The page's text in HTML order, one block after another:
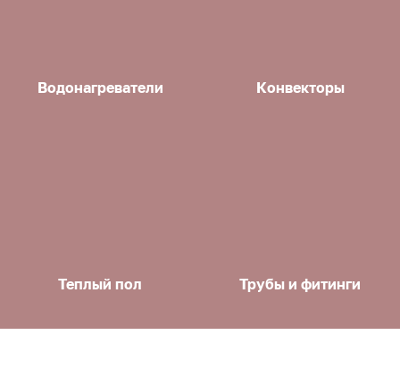
Водонагреватели Конвекторы
Теплый пол Трубы и фитинги